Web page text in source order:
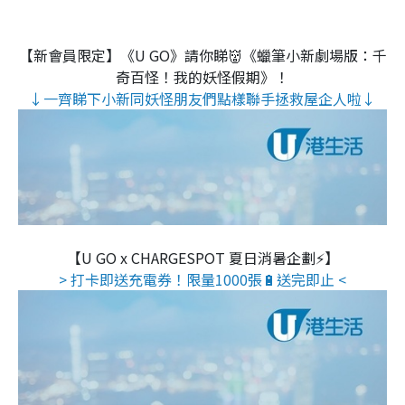
【新會員限定】《U GO》請你睇👹《蠟筆小新劇場版：千
奇百怪！我的妖怪假期》！
↓一齊睇下小新同妖怪朋友們點樣聯手拯救屋企人啦↓
【U GO x CHARGESPOT 夏日消暑企劃⚡】
> 打卡即送充電券！限量1000張🔋送完即止 <